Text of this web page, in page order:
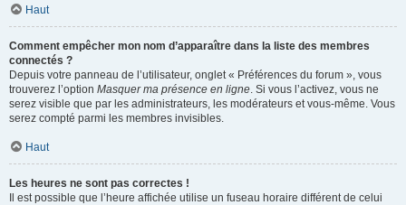
Haut
Comment empêcher mon nom d’apparaître dans la liste des membres
connectés ?
Depuis votre panneau de l’utilisateur, onglet « Préférences du forum », vous
trouverez l’option Masquer ma présence en ligne. Si vous l’activez, vous ne
serez visible que par les administrateurs, les modérateurs et vous-même. Vous
serez compté parmi les membres invisibles.
Haut
Les heures ne sont pas correctes !
Il est possible que l’heure affichée utilise un fuseau horaire différent de celui